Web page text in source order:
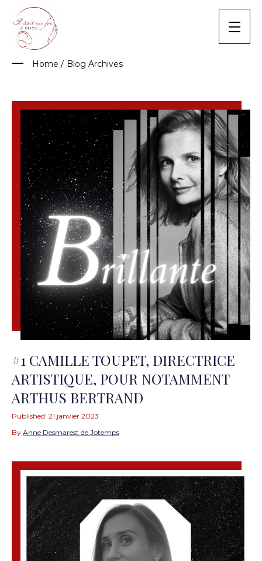
content
Home / Blog Archives
#1 CAMILLE TOUPET, DIRECTRICE
ARTISTIQUE, POUR NOTAMMENT
ARTHUS BERTRAND
Published: 21 janvier 2023
By Anne Desmarest de Jotemps